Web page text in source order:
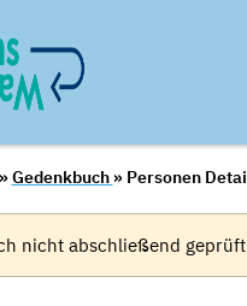
»Gedenkbuch » Personen
nicht abschließend